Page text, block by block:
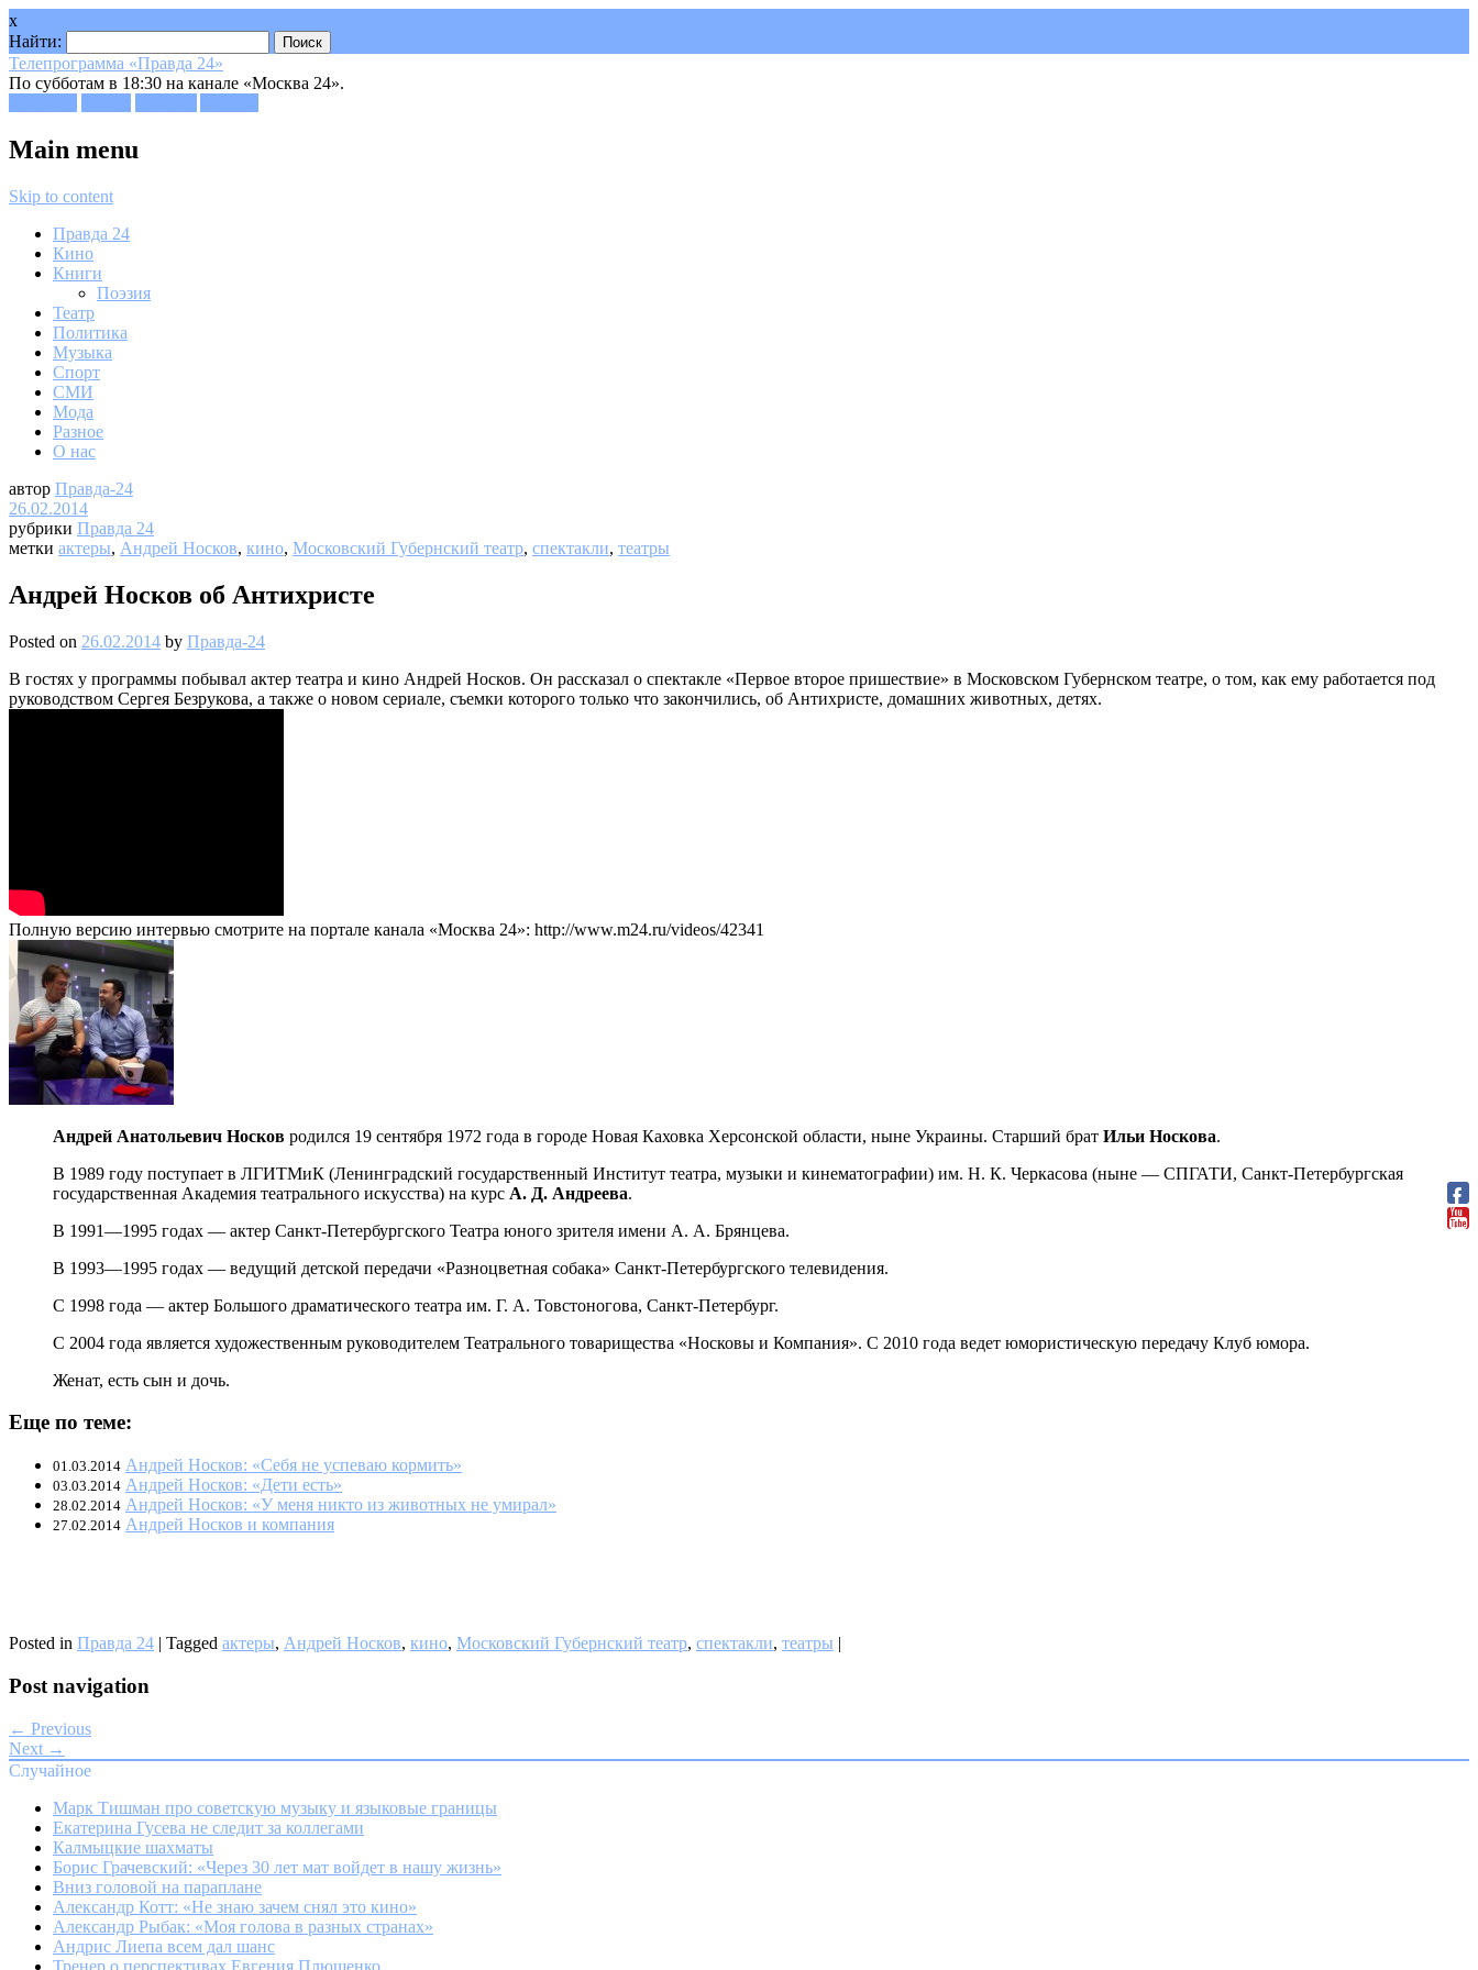
x
Найти:
Телепрограмма «Правда 24»
По субботам в 18:30 на канале «Москва 24».
Main menu
Skip to content
Правда 24
Кино
Книги
Поэзия
Театр
Политика
Музыка
Спорт
СМИ
Мода
Разное
О нас
автор Правда-24
26.02.2014
рубрики Правда 24
метки актеры, Андрей Носков, кино, Московский Губернский театр, спектакли, театры
Андрей Носков об Антихристе
Posted on 26.02.2014 by Правда-24
В гостях у программы побывал актер театра и кино Андрей Носков. Он рассказал о спектакле «Первое второе пришествие» в Московском Губернском театре, о том, как ему работается под
руководством Сергея Безрукова, а также о новом сериале, съемки которого только что закончились, об Антихристе, домашних животных, детях.
Полную версию интервью смотрите на портале канала «Москва 24»: http://www.m24.ru/videos/42341
Андрей Анатольевич Носков родился 19 сентября 1972 года в городе Новая Каховка Херсонской области, ныне Украины. Старший брат Ильи Носкова.
В 1989 году поступает в ЛГИТМиК (Ленинградский государственный Институт театра, музыки и кинематографии) им. Н. К. Черкасова (ныне — СПГАТИ, Санкт-Петербургская
государственная Академия театрального искусства) на курс А. Д. Андреева.
В 1991—1995 годах — актер Санкт-Петербургского Театра юного зрителя имени А. А. Брянцева.
В 1993—1995 годах — ведущий детской передачи «Разноцветная собака» Санкт-Петербургского телевидения.
С 1998 года — актер Большого драматического театра им. Г. А. Товстоногова, Санкт-Петербург.
С 2004 года является художественным руководителем Театрального товарищества «Носковы и Компания». С 2010 года ведет юмористическую передачу Клуб юмора.
Женат, есть сын и дочь.
Еще по теме:
01.03.2014 Андрей Носков: «Себя не успеваю кормить»
03.03.2014 Андрей Носков: «Дети есть»
28.02.2014 Андрей Носков: «У меня никто из животных не умирал»
27.02.2014 Андрей Носков и компания
Posted in Правда 24 | Tagged актеры, Андрей Носков, кино, Московский Губернский театр, спектакли, театры |
Post navigation
← Previous
Next →
Случайное
Марк Тишман про советскую музыку и языковые границы
Екатерина Гусева не следит за коллегами
Калмыцкие шахматы
Борис Грачевский: «Через 30 лет мат войдет в нашу жизнь»
Вниз головой на параплане
Александр Котт: «Не знаю зачем снял это кино»
Александр Рыбак: «Моя голова в разных странах»
Андрис Лиепа всем дал шанс
Тренер о перспективах Евгения Плющенко